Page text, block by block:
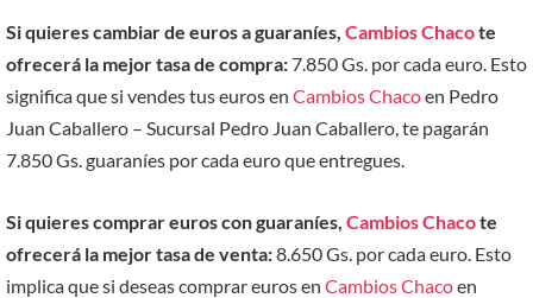
Si quieres cambiar de euros a guaraníes, Cambios Chacote
ofrecerá la mejor tasa de compra:7.850 Gs. por cada euro. Esto
significa que si vendes tus euros en Cambios Chacoen Pedro
Juan Caballero – Sucursal Pedro Juan Caballero, te pagarán
7.850 Gs. guaraníes por cada euro que entregues.
Si quieres comprar euros con guaraníes, Cambios Chacote
ofrecerá la mejor tasa de venta:8.650 Gs. por cada euro. Esto
implica que si deseas comprar euros en Cambios Chacoen